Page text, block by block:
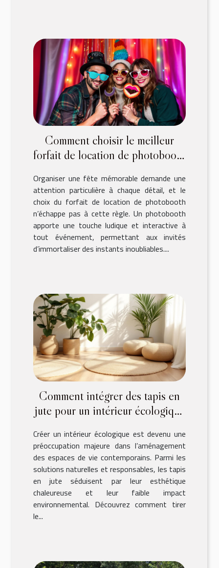
Comment choisir le meilleur
forfait de location de photobooth
Organiser une fête mémorable demande une
attention particulière à chaque détail, et le
choix du forfait de location de photobooth
n’échappe pas à cette règle. Un photobooth
apporte une touche ludique et interactive à
tout événement, permettant aux invités
d’immortaliser des instants inoubliables....
Comment intégrer des tapis en
jute pour un intérieur écologique
Créer un intérieur écologique est devenu une
préoccupation majeure dans l’aménagement
des espaces de vie contemporains. Parmi les
solutions naturelles et responsables, les tapis
en jute séduisent par leur esthétique
chaleureuse et leur faible impact
environnemental. Découvrez comment tirer
le...